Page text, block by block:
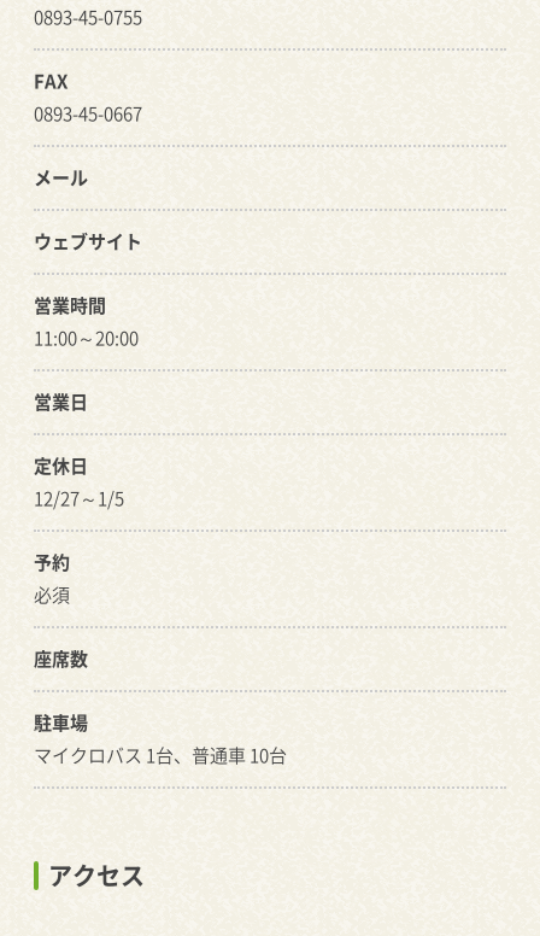
0893-45-0755
FAX
0893-45-0667
メール
ウェブサイト
営業時間
11:00～20:00
営業日
定休日
12/27～1/5
予約
必須
座席数
駐車場
マイクロバス 1台、普通車 10台
アクセス